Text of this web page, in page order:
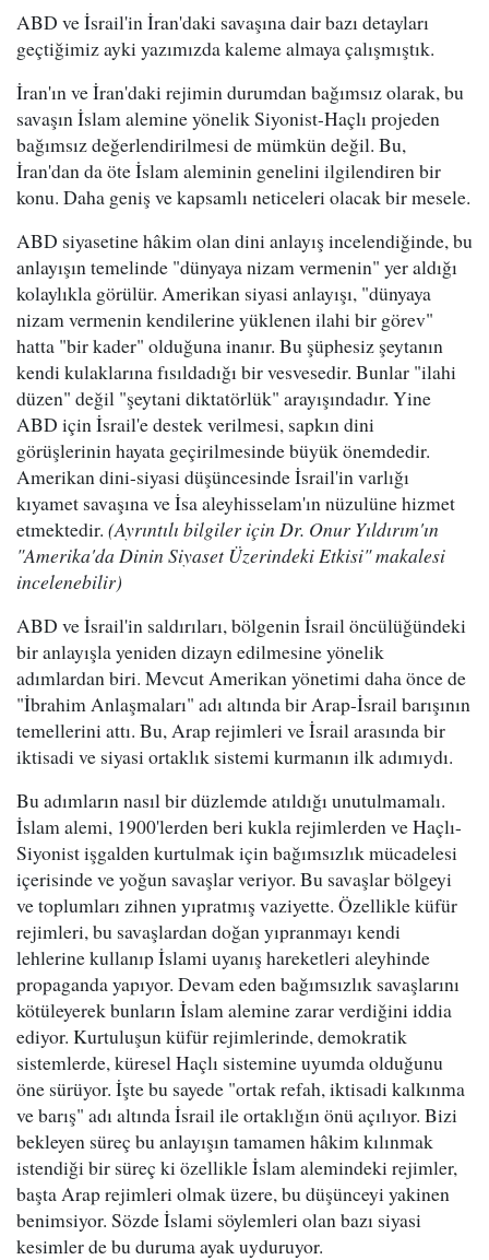
ABD ve İsrail'in İran'daki savaşına dair bazı detayları
geçtiğimiz ayki yazımızda kaleme almaya çalışmıştık.
İran'ın ve İran'daki rejimin durumdan bağımsız olarak, bu
savaşın İslam alemine yönelik Siyonist-Haçlı projeden
bağımsız değerlendirilmesi de mümkün değil. Bu,
İran'dan da öte İslam aleminin genelini ilgilendiren bir
konu. Daha geniş ve kapsamlı neticeleri olacak bir mesele.
ABD siyasetine hâkim olan dini anlayış incelendiğinde, bu
anlayışın temelinde "dünyaya nizam vermenin" yer aldığı
kolaylıkla görülür. Amerikan siyasi anlayışı, "dünyaya
nizam vermenin kendilerine yüklenen ilahi bir görev"
hatta "bir kader" olduğuna inanır. Bu şüphesiz şeytanın
kendi kulaklarına fısıldadığı bir vesvesedir. Bunlar "ilahi
düzen" değil "şeytani diktatörlük" arayışındadır. Yine
ABD için İsrail'e destek verilmesi, sapkın dini
görüşlerinin hayata geçirilmesinde büyük önemdedir.
Amerikan dini-siyasi düşüncesinde İsrail'in varlığı
kıyamet savaşına ve İsa aleyhisselam'ın nüzulüne hizmet
etmektedir. (Ayrıntılı bilgiler için Dr. Onur Yıldırım'ın
"Amerika'da Dinin Siyaset Üzerindeki Etkisi" makalesi
incelenebilir)
ABD ve İsrail'in saldırıları, bölgenin İsrail öncülüğündeki
bir anlayışla yeniden dizayn edilmesine yönelik
adımlardan biri. Mevcut Amerikan yönetimi daha önce de
"İbrahim Anlaşmaları" adı altında bir Arap-İsrail barışının
temellerini attı. Bu, Arap rejimleri ve İsrail arasında bir
iktisadi ve siyasi ortaklık sistemi kurmanın ilk adımıydı.
Bu adımların nasıl bir düzlemde atıldığı unutulmamalı.
İslam alemi, 1900'lerden beri kukla rejimlerden ve Haçlı-
Siyonist işgalden kurtulmak için bağımsızlık mücadelesi
içerisinde ve yoğun savaşlar veriyor. Bu savaşlar bölgeyi
ve toplumları zihnen yıpratmış vaziyette. Özellikle küfür
rejimleri, bu savaşlardan doğan yıpranmayı kendi
lehlerine kullanıp İslami uyanış hareketleri aleyhinde
propaganda yapıyor. Devam eden bağımsızlık savaşlarını
kötüleyerek bunların İslam alemine zarar verdiğini iddia
ediyor. Kurtuluşun küfür rejimlerinde, demokratik
sistemlerde, küresel Haçlı sistemine uyumda olduğunu
öne sürüyor. İşte bu sayede "ortak refah, iktisadi kalkınma
ve barış" adı altında İsrail ile ortaklığın önü açılıyor. Bizi
bekleyen süreç bu anlayışın tamamen hâkim kılınmak
istendiği bir süreç ki özellikle İslam alemindeki rejimler,
başta Arap rejimleri olmak üzere, bu düşünceyi yakinen
benimsiyor. Sözde İslami söylemleri olan bazı siyasi
kesimler de bu duruma ayak uyduruyor.